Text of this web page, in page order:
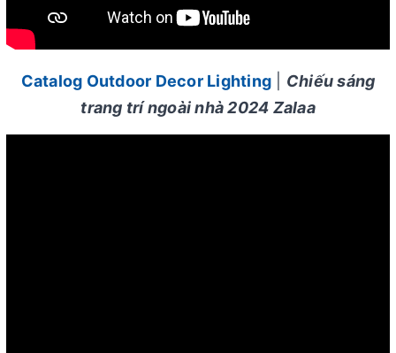
Catalog Outdoor Decor Lighting
Chiếu sáng
trang trí ngoài nhà 2024 Zalaa